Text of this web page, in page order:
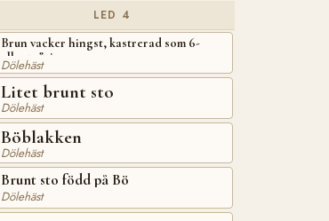
LED 4
Brun vacker hingst, kastrerad som 6-
eller 7-åring
Dölehäst
Litet brunt sto
Dölehäst
Böblakken
Dölehäst
Brunt sto född på Bö
Dölehäst